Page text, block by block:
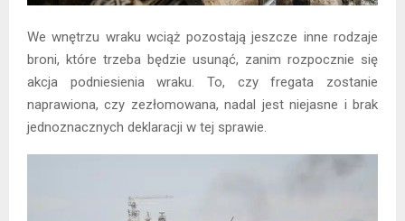
We wnętrzu wraku wciąż pozostają jeszcze inne rodzaje
broni, które trzeba będzie usunąć, zanim rozpocznie się
akcja podniesienia wraku. To, czy fregata zostanie
naprawiona, czy zezłomowana, nadal jest niejasne i brak
jednoznacznych deklaracji w tej sprawie.